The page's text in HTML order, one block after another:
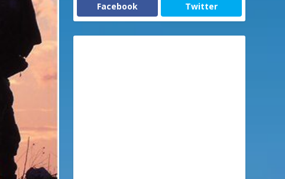
Facebook Twitter